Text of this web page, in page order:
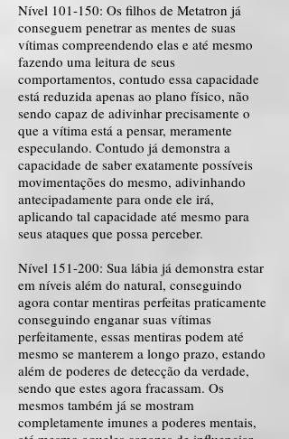
Nível 101-150: Os filhos de Metatron já
conseguem penetrar as mentes de suas
vítimas compreendendo elas e até mesmo
fazendo uma leitura de seus
comportamentos, contudo essa capacidade
está reduzida apenas ao plano físico, não
sendo capaz de adivinhar precisamente o
que a vítima está a pensar, meramente
especulando. Contudo já demonstra a
capacidade de saber exatamente possíveis
movimentações do mesmo, adivinhando
antecipadamente para onde ele irá,
aplicando tal capacidade até mesmo para
seus ataques que possa perceber.
Nível 151-200: Sua lábia já demonstra estar
em níveis além do natural, conseguindo
agora contar mentiras perfeitas praticamente
conseguindo enganar suas vítimas
perfeitamente, essas mentiras podem até
mesmo se manterem a longo prazo, estando
além de poderes de detecção da verdade,
sendo que estes agora fracassam. Os
mesmos também já se mostram
completamente imunes a poderes mentais,